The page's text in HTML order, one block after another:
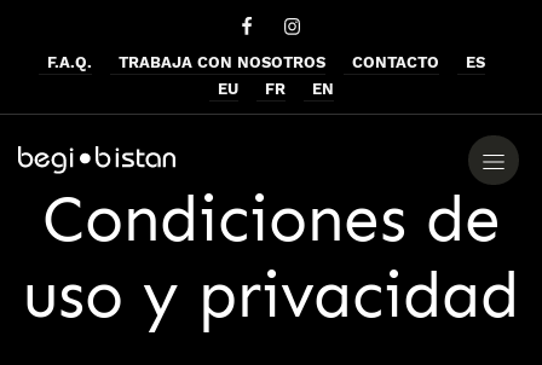
F.A.Q. TRABAJA CON NOSOTROS CONTACTO
ES
EU
FR EN
Condiciones de
uso y privacidad